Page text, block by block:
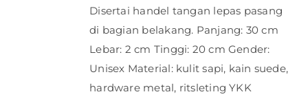
Disertai handel tangan lepas pasang
di bagian belakang. Panjang: 30 cm
Lebar: 2 cm Tinggi: 20 cm Gender:
Unisex Material: kulit sapi, kain suede,
hardware metal, ritsleting YKK